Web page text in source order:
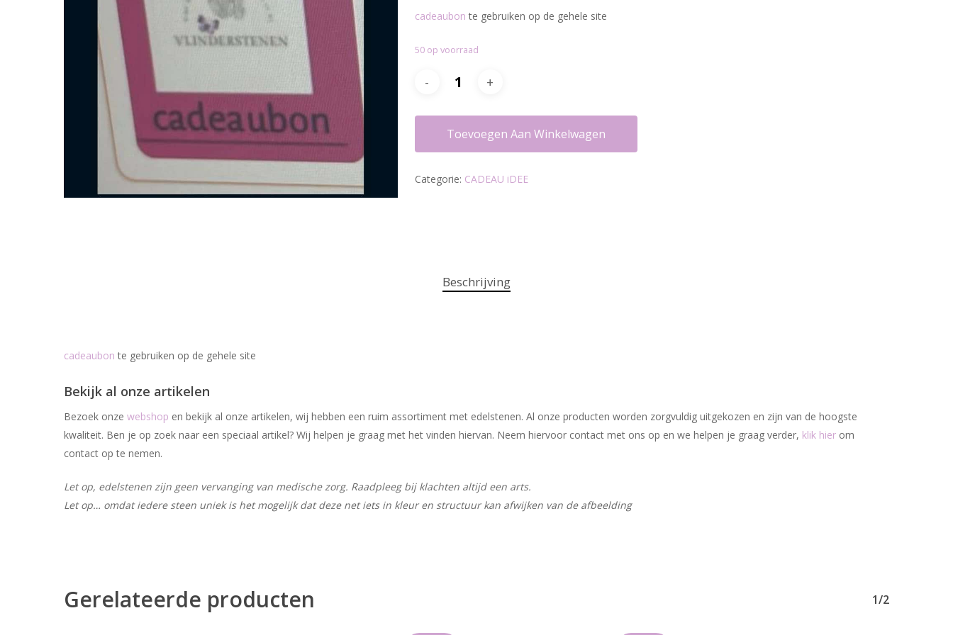
Hit enter to search or ESC to close
Geen producten in uw winkelwagen.
cadeaubon te gebruiken op de gehele site
50 op voorraad
Toevoegen Aan Winkelwagen
Categorie: CADEAU iDEE
Beschrijving
cadeaubon te gebruiken op de gehele site
Bekijk al onze artikelen
Bezoek onze webshop en bekijk al onze artikelen, wij hebben een ruim assortiment met edelstenen. Al onze producten worden zorgvuldig uitgekozen en zijn van de hoogste
kwaliteit. Ben je op zoek naar een speciaal artikel? Wij helpen je graag met het vinden hiervan. Neem hiervoor contact met ons op en we helpen je graag verder, klik hier om
contact op te nemen.
Let op, edelstenen zijn geen vervanging van medische zorg. Raadpleeg bij klachten altijd een arts.
Let op… omdat iedere steen uniek is het mogelijk dat deze net iets in kleur en structuur kan afwijken van de afbeelding
Gerelateerde producten 1/2